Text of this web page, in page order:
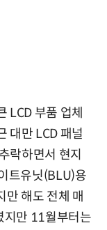
LCD 부품 업체
대만 LCD 패널
락하면서 현지
트유닛(BLU)용
만 해도 전체 매
지만 11월부터는